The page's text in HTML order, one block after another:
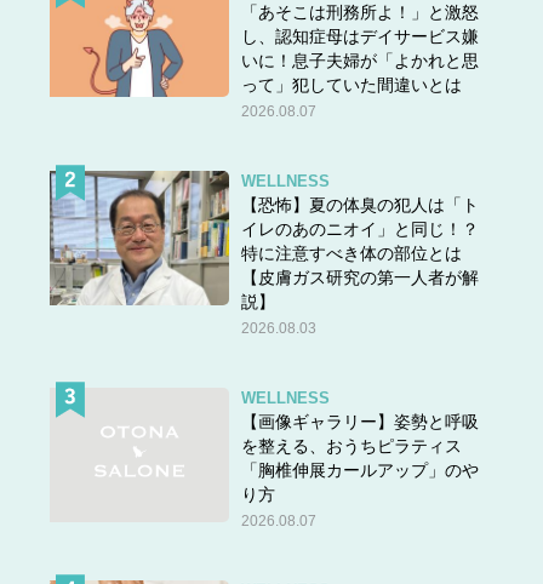
「あそこは刑務所よ！」と激怒
し、認知症母はデイサービス嫌
いに！息子夫婦が「よかれと思
って」犯していた間違いとは
2026.08.07
WELLNESS
【恐怖】夏の体臭の犯人は「ト
イレのあのニオイ」と同じ！？
特に注意すべき体の部位とは
【皮膚ガス研究の第一人者が解
説】
2026.08.03
WELLNESS
【画像ギャラリー】姿勢と呼吸
を整える、おうちピラティス
「胸椎伸展カールアップ」のや
り方
2026.08.07